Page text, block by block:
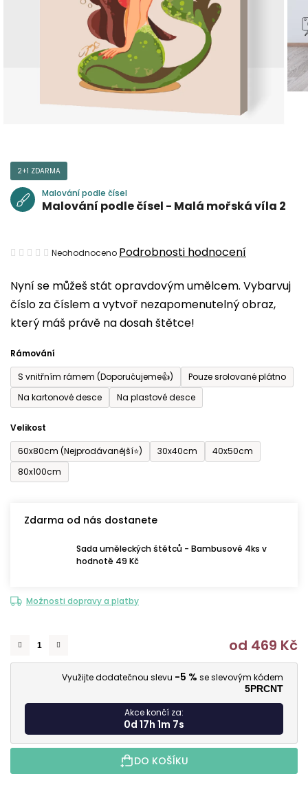
Nyní se můžeš stát opravdovým umělcem. Vybarvuj
číslo za číslem a vytvoř nezapomenutelný obraz,
který máš právě na dosah štětce!
Rámování
S vnitřním rámem (Doporučujeme👍)
Pouze srolované plátno
Na kartonové desce
Na plastové desce
Velikost
60x80cm (Nejprodávanější⭐)
30x40cm
40x50cm
80x100cm
Zdarma od nás dostanete
Sada uměleckých štětců - Bambusové 4ks v
hodnotě 49 Kč
Možnosti dopravy a platby
od 469 Kč
Využijte dodatečnou slevu -5 % se slevovým kódem
5PRCNT
Akce končí za:
0d 17h 1m 6s
DO KOŠÍKU
2+1 ZDARMA
Malování podle čísel
Malování podle čísel - Malá mořská víla 2
Průměrné
produktu
je
0,0
5
hvězdiček.
Neohodnoceno Podrobnosti hodnocení